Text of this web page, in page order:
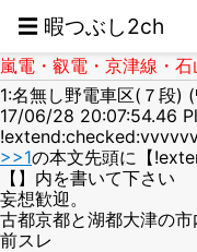
☰ 暇つぶし2ch
嵐電・叡電・京津線・
1:名無し野電車区(７段)
17/06/28 20:07:54.46
>>1の本文先頭に【
【】内を書いて下さい
妄想歓迎。
古都京都と湖都大津の市
前スレ